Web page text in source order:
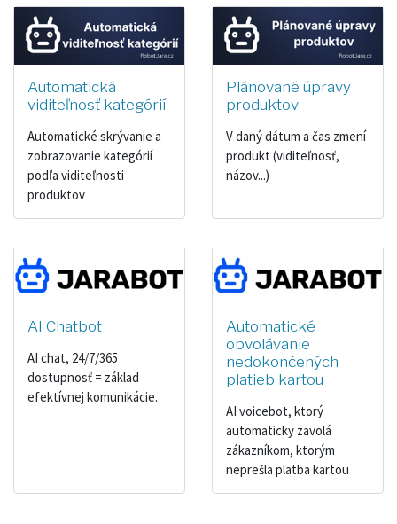
Automatická
viditeľnosť kategórií
Automatické skrývanie a
zobrazovanie kategórií
podľa viditeľnosti
produktov
Plánované úpravy
produktov
V daný dátum a čas zmení
produkt (viditeľnosť,
názov...)
AI Chatbot
AI chat, 24/7/365
dostupnosť = základ
efektívnej komunikácie.
Automatické
obvolávanie
nedokončených
platieb kartou
AI voicebot, ktorý
automaticky zavolá
zákazníkom, ktorým
neprešla platba kartou